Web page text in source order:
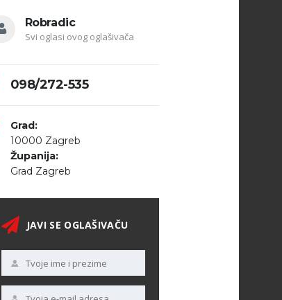
Robradic
Svi oglasi ovog oglašivača
098/272-535
Grad:
10000 Zagreb
Županija:
Grad Zagreb
JAVI SE OGLAŠIVAČU